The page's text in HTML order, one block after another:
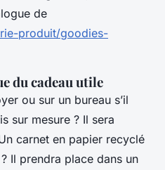
de
produit/goodies-
du cadeau utile
ou sur un bureau s’il
sur mesure ? Il sera
carnet en papier recyclé
Il prendra place dans un